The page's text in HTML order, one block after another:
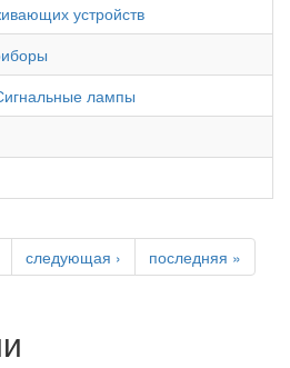
устройств
лампы
следующая › последняя »